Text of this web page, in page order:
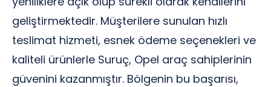
geliştirmektedir. Müşterilere sunulan hızlı
teslimat hizmeti, esnek ödeme seçenekleri ve
kaliteli ürünlerle Suruç, Opel araç sahiplerinin
güvenini kazanmıştır. Bölgenin bu başarısı,